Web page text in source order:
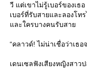
วี แต่เขาไม่รู้เบอร์ของเธ
เบอร์ที่รับสายและลองโท
ละใครบางคนรับสา
“คลาวด์! ไม่น่าเชื่อว่าเธอ
เดนเซลฟังเสียงหญิงสาว